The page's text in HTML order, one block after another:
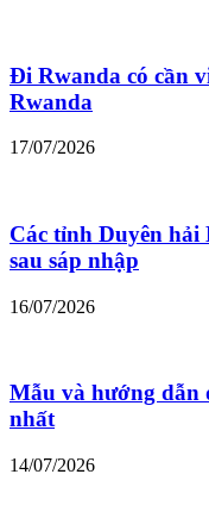
Đi Rwanda có cần
Rwanda
17/07/2026
Các tỉnh Duyên hải
sau sáp nhập
16/07/2026
Mẫu và hướng dẫn
nhất
14/07/2026